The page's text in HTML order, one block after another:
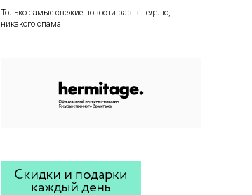
Только самые свежие новости раз в неделю,
никакого спама